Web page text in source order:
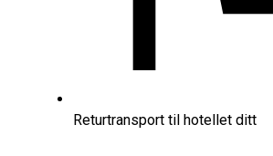
Returtransport til hotellet ditt